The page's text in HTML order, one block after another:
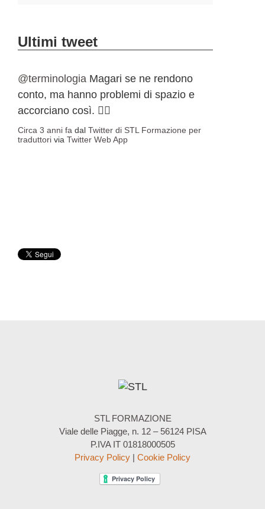
Ultimi tweet
@terminologia Magari se ne rendono
conto, ma hanno problemi di spazio e
accorciano così. 🤷‍♀️
Circa 3 anni fa dal Twitter di STL Formazione per
traduttori via Twitter Web App
STL FORMAZIONE
Viale delle Piagge, n. 12 – 56124 PISA
P.IVA IT 01818000505
Privacy Policy | Cookie Policy